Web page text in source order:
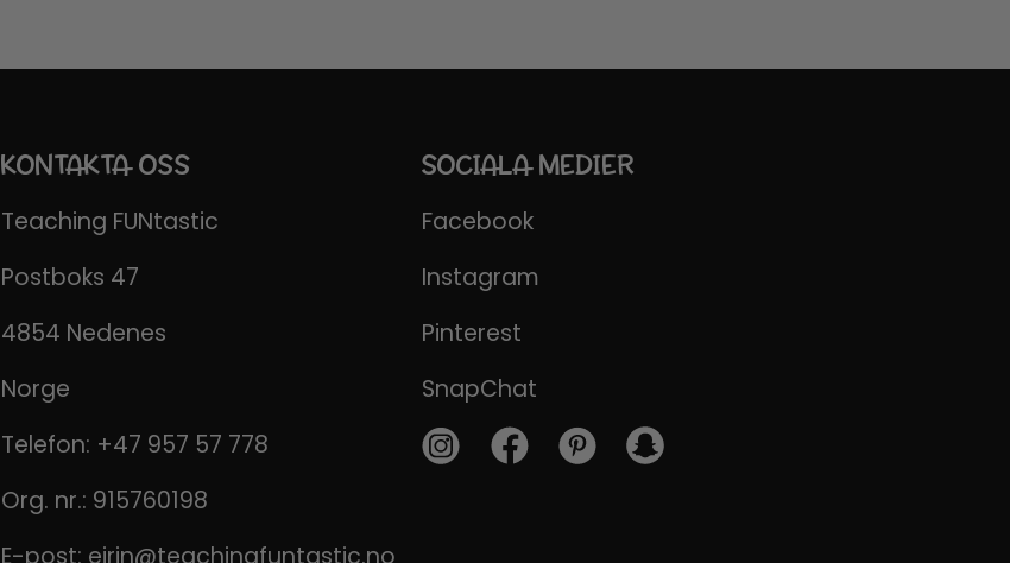
KONTAKTA OSS
Teaching FUNtastic
Postboks 47
4854 Nedenes
Norge
Telefon: +47 957 57 778
Org. nr.: 915760198
E-post: eirin@teachingfuntastic.no
SOCIALA MEDIER
Facebook
Instagram
Pinterest
SnapChat